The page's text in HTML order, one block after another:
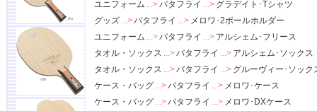
ユニフォーム ...>バタフライ ...> グラデイト･Tシャツ
グッズ ...>バタフライ ...> メロワ･2ボールホルダー
ユニフォーム ...>バタフライ ...> アルシェム･フリース
タオル・ソックス ...>バタフライ ...> アルシェム･ソックス
タオル・ソックス ...>バタフライ ...> グルーヴィー･ソック
ケース・バッグ ...>バタフライ ...> メロワ･ケース
ケース・バッグ ...>バタフライ ...> メロワ･DXケース